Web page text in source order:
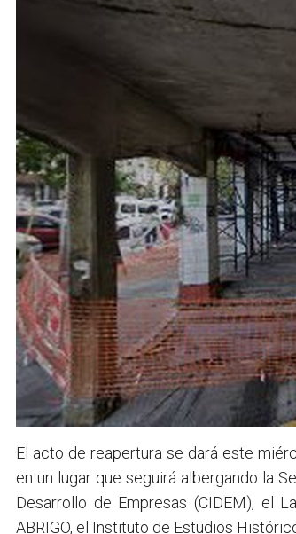
El acto de reapertura se dará este
en un lugar que seguirá albergando la
Desarrollo de Empresas (CIDEM), el
ABRIGO, el Instituto de Estudios